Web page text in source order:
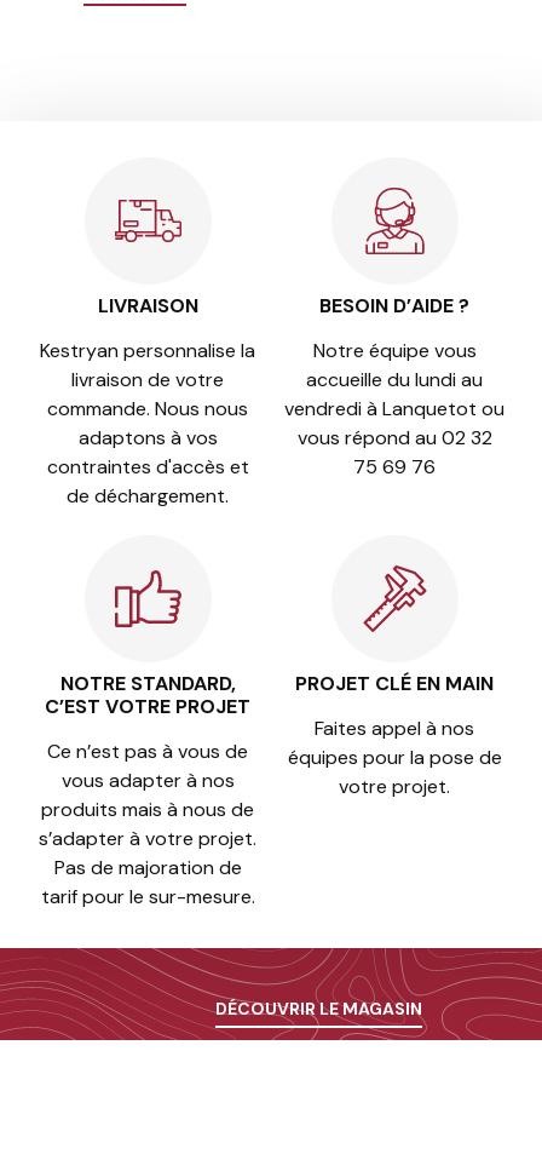
LIVRAISON
Kestryan personnalise la
livraison de votre
commande. Nous nous
adaptons à vos
contraintes d'accès et
de déchargement.
BESOIN D’AIDE ?
Notre équipe vous
accueille du lundi au
vendredi à Lanquetot ou
vous répond au 02 32
75 69 76
NOTRE STANDARD,
C’EST VOTRE PROJET
Ce n’est pas à vous de
vous adapter à nos
produits mais à nous de
s’adapter à votre projet.
Pas de majoration de
tarif pour le sur-mesure.
PROJET CLÉ EN MAIN
Faites appel à nos
équipes pour la pose de
votre projet.
DÉCOUVRIR LE MAGASIN